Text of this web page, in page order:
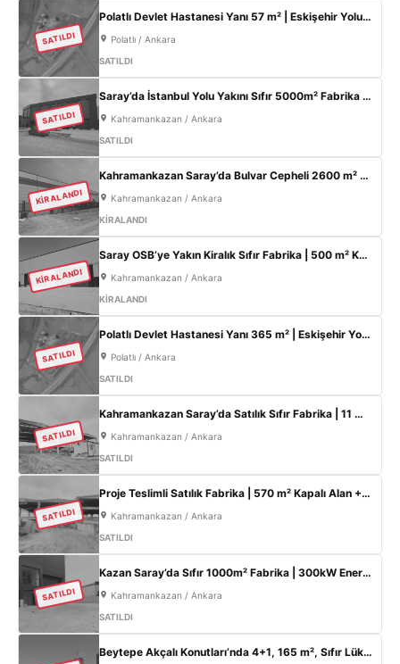
SATILDI
Polatlı Devlet Hastanesi Yanı 57 m² | Eskişehir Yolu Cepheli | Ticari+Konut İmarlı Arsa
Polatlı / Ankara
SATILDI
SATILDI
Saray’da İstanbul Yolu Yakını Sıfır 5000m² Fabrika | 300KW & 800m² Ofis
Kahramankazan / Ankara
SATILDI
KİRALANDI
Kahramankazan Saray’da Bulvar Cepheli 2600 m² Kiralık Fabrika | 400 KW Enerji | Ofisli Üretim Tesisi
Kahramankazan / Ankara
KİRALANDI
KİRALANDI
Saray OSB’ye Yakın Kiralık Sıfır Fabrika | 500 m² Kapalı Alan | 60 kW Elektrik | Müstakil
Kahramankazan / Ankara
KİRALANDI
SATILDI
Polatlı Devlet Hastanesi Yanı 365 m² | Eskişehir Yolu Cepheli | Ticari+Konut İmarlı Arsa
Polatlı / Ankara
SATILDI
SATILDI
Kahramankazan Saray’da Satılık Sıfır Fabrika | 11 m Tavan | 200 KW
Kahramankazan / Ankara
SATILDI
SATILDI
Proje Teslimli Satılık Fabrika | 570 m² Kapalı Alan + 450 m² Açık Alan | 100 KW Enerji | Saray Kahramankazan
Kahramankazan / Ankara
SATILDI
SATILDI
Kazan Saray’da Sıfır 1000m² Fabrika | 300kW Enerji + 120m² Ofis
Kahramankazan / Ankara
SATILDI
Beytepe Akçalı Konutları’nda 4+1, 165 m², Sıfır Lüks Daire | Site İçi, Otoparklı, Takasa Uygun